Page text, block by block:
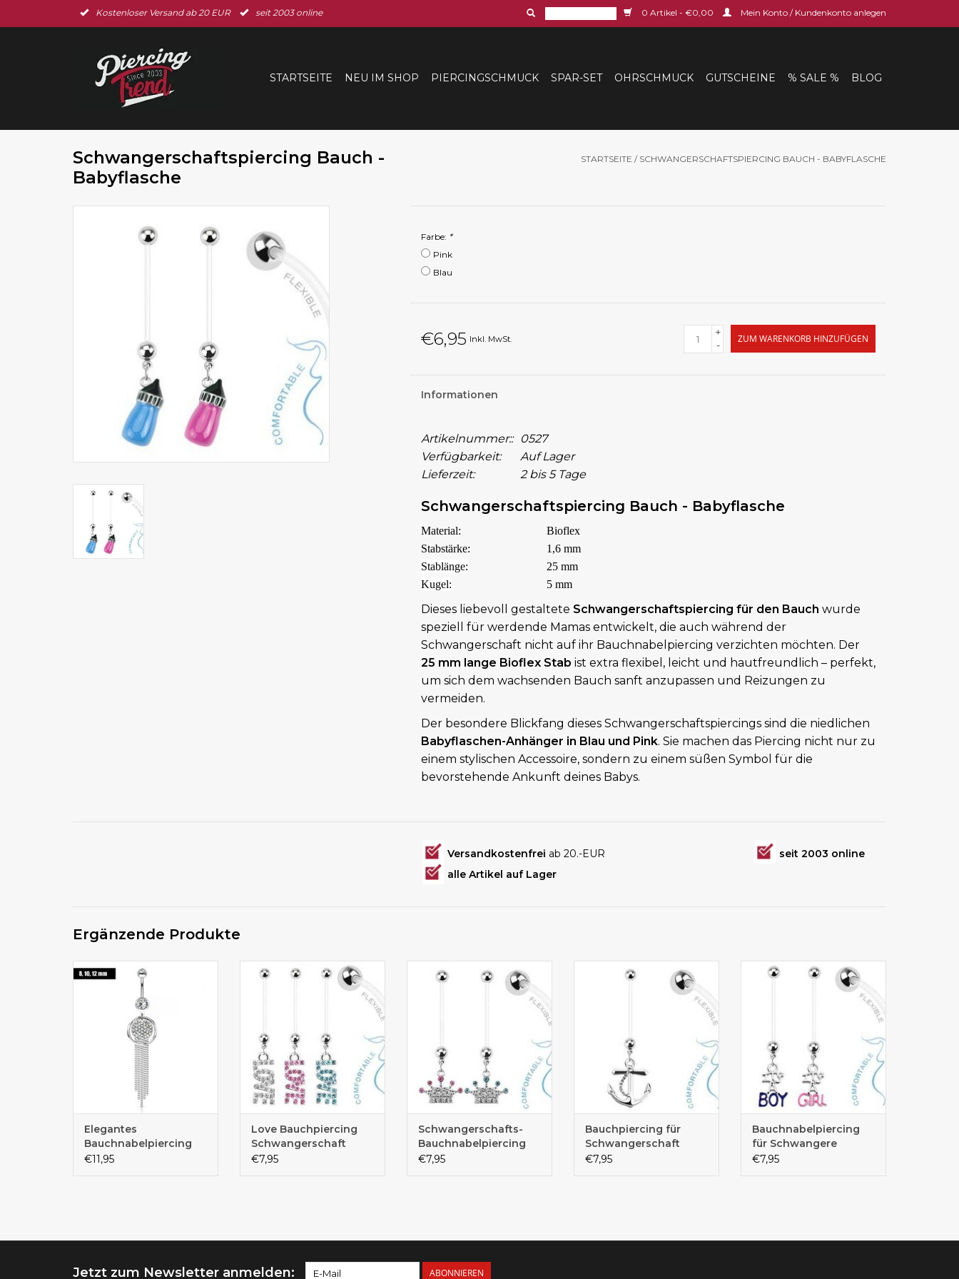
Kostenloser Versand ab 20 EUR seit 2003 online 0 Artikel - €0,00 Mein Konto / Kundenkonto anlegen
STARTSEITE NEU IM SHOP PIERCINGSCHMUCK SPAR-SET OHRSCHMUCK GUTSCHEINE % SALE % BLOG
Schwangerschaftspiercing Bauch -
Babyflasche
STARTSEITE / SCHWANGERSCHAFTSPIERCING BAUCH - BABYFLASCHE
Farbe: *
Pink
Blau
€6,95 Inkl. MwSt.
+
-
ZUM WARENKORB HINZUFÜGEN
Informationen
Artikelnummer::
0527
Verfügbarkeit:
Auf Lager
Lieferzeit:
2 bis 5 Tage
Schwangerschaftspiercing Bauch - Babyflasche
Material:
Bioflex
Stabstärke:
1,6 mm
Stablänge:
25 mm
Kugel:
5 mm
Dieses liebevoll gestaltete Schwangerschaftspiercing für den Bauch wurde
speziell für werdende Mamas entwickelt, die auch während der
Schwangerschaft nicht auf ihr Bauchnabelpiercing verzichten möchten. Der
25 mm lange Bioflex Stab ist extra flexibel, leicht und hautfreundlich – perfekt,
um sich dem wachsenden Bauch sanft anzupassen und Reizungen zu
vermeiden.
Der besondere Blickfang dieses Schwangerschaftspiercings sind die niedlichen
Babyflaschen-Anhänger in Blau und Pink. Sie machen das Piercing nicht nur zu
einem stylischen Accessoire, sondern zu einem süßen Symbol für die
bevorstehende Ankunft deines Babys.
Versandkostenfrei ab 20.-EUR
seit 2003 online
alle Artikel auf Lager
Ergänzende Produkte
Schönes langes
Bauchnabelpiercing
Elegantes
Bauchnabelpiercing
mit 55 mm langem
€11,95
Bauchpiercing für deinen
Babybauch
Love Bauchpiercing
Schwangerschaft
€7,95
gewählt werden
Schwangerschafts-
Bauchnabelpiercing
€7,95
Schönes Anker
Bauchnabelpiercing für
Bauchpiercing für
Schwangerschaft
€7,95
Bauchnabelpiercing für deinen
Babybauch
Bauchnabelpiercing
für Schwangere
€7,95
Jetzt zum Newsletter anmelden: ABONNIEREN